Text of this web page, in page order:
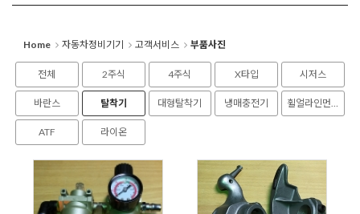
Home 자동차정비기기 고객서비스 부품사진
전체 2주식 4주식 X타입 시저스
바란스 탈착기 대형탈착기 냉매충전기 휠얼라인먼트
ATF 라이온